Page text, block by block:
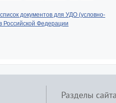
документов для УДО (условно-
Российской Федерации
Разделы